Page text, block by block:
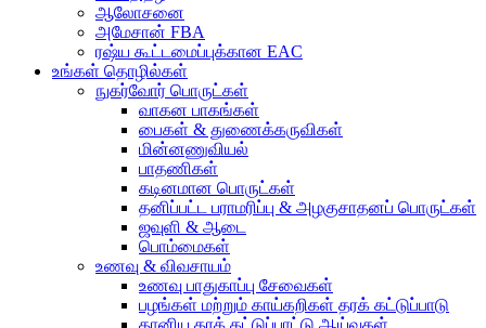
ஆலோசனை
அமேசான் FBA
ரஷ்ய கூட்டமைப்புக்கான EAC
உங்கள் தொழில்கள்
நுகர்வோர் பொருட்கள்
வாகன பாகங்கள்
பைகள் & துணைக்கருவிகள்
மின்னணுவியல்
பாதணிகள்
கடினமான பொருட்கள்
தனிப்பட்ட பராமரிப்பு & அழகுசாதனப் பொருட்கள்
ஜவுளி & ஆடை
பொம்மைகள்
உணவு & விவசாயம்
உணவு பாதுகாப்பு சேவைகள்
பழங்கள் மற்றும் காய்கறிகள் தரக் கட்டுப்பாடு
தானிய தரக் கட்டுப்பாட்டு ஆய்வுகள்